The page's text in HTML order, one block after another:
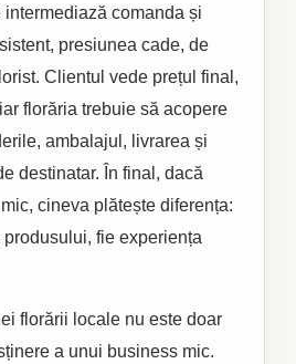
comanda și
presiunea cade, de
Clientul vede prețul final,
florăria trebuie să acopere
ambalajul, livrarea și
destinatar. În final, dacă
cineva plătește diferența:
fie experiența
florării locale nu este doar
a unui business mic.